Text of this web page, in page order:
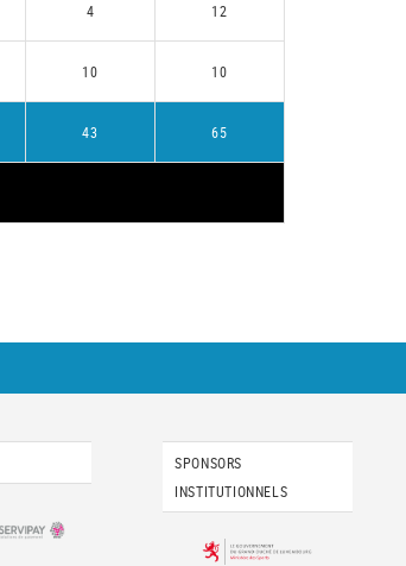
4 12
10 10
43 65
SPONSORS
INSTITUTIONNELS